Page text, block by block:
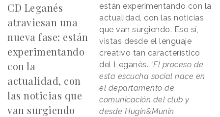
CD Leganés
atraviesan una
nueva fase: están
experimentando
con la
actualidad, con
las noticias que
van surgiendo
están experimentando con la
actualidad, con las noticias
que van surgiendo. Eso sí,
vistas desde el lenguaje
creativo tan característico
del Leganés. “El proceso de
esta escucha social nace en
el departamento de
comunicación del club y
desde Hugin&Munin